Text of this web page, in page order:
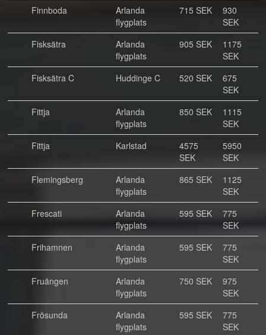
Finnboda
Arlanda
flygplats
715 SEK
930
SEK
Fisksätra
Arlanda
flygplats
905 SEK
1175
SEK
Fisksätra C
Huddinge C 520 SEK
675
SEK
Fittja
Arlanda
flygplats
850 SEK
1115
SEK
Fittja
Karlstad
4575
SEK
5950
SEK
Flemingsberg
Arlanda
flygplats
865 SEK
1125
SEK
Frescati
Arlanda
flygplats
595 SEK
775
SEK
Frihamnen
Arlanda
flygplats
595 SEK
775
SEK
Fruängen
Arlanda
flygplats
750 SEK
975
SEK
Frösunda
Arlanda
flygplats
595 SEK
775
SEK